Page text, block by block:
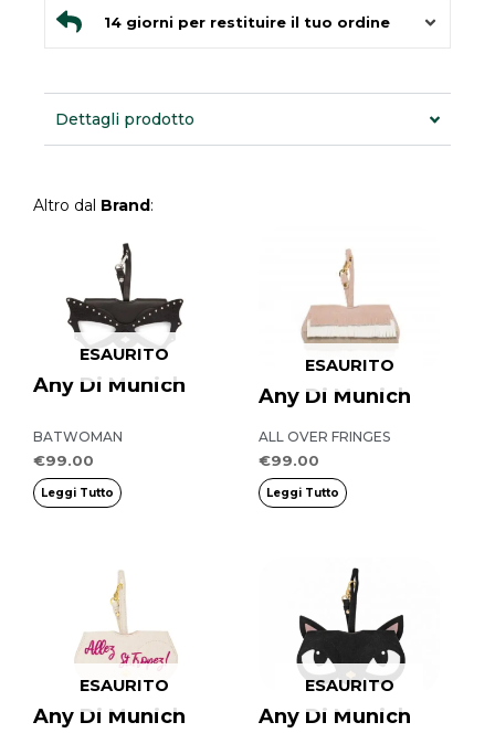
14 giorni per restituire il tuo ordine
Dettagli prodotto
Altro dal Brand:
Any Di Munich
ESAURITO
BATWOMAN
€99.00
Leggi Tutto
Any Di Munich
ESAURITO
ALL OVER FRINGES
€99.00
Leggi Tutto
Any Di Munich
ESAURITO
Any Di Munich
ESAURITO